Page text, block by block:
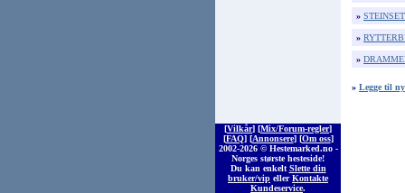
»
»
»
» Legge til
[Vilkår] [Mix/Forum-regler]
[FAQ] [Annonsere] [Om oss]
2002-2026 © Hestemarked.no -
Norges største hesteside!
Du kan enkelt Slette din
bruker/vip ellerKontakte
Kundeservice.